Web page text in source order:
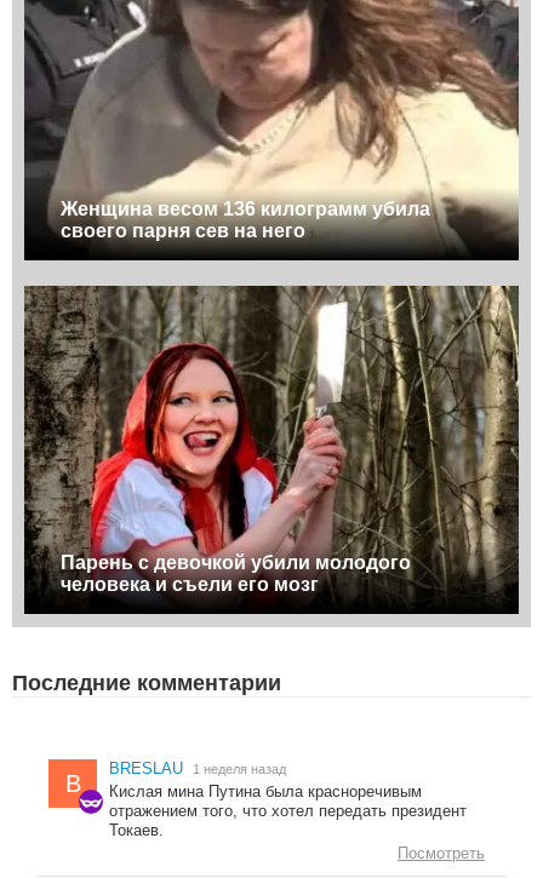
Женщина весом 136 килограмм убила
своего парня сев на него
Парень с девочкой убили молодого
человека и съели его мозг
Последние комментарии
B
BRESLAU 1 неделя назад
Кислая мина Путина была красноречивым
отражением того, что хотел передать президент
Токаев.
Посмотреть